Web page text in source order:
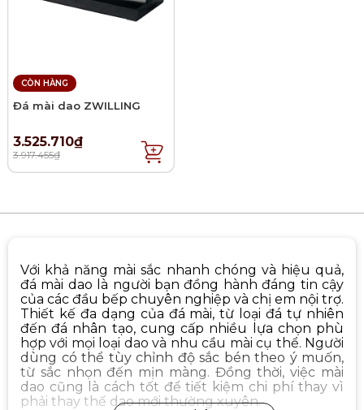
CÒN HÀNG
Đá mài dao ZWILLING
3.525.710₫
3.917.455₫
Với khả năng mài sắc nhanh chóng và hiệu quả,
đá mài dao là người bạn đồng hành đáng tin cậy
của các đầu bếp chuyên nghiệp và chị em nội trợ.
Thiết kế đa dạng của đá mài, từ loại đá tự nhiên
đến đá nhân tạo, cung cấp nhiều lựa chọn phù
hợp với mọi loại dao và nhu cầu mài cụ thể. Người
dùng có thể tùy chỉnh độ sắc bén theo ý muốn,
từ sắc nhọn đến mịn màng. Đồng thời, việc mài
dao cũng là cách tốt để tiết kiệm chi phí thay vì
phải thay thế dao mới thường xuyên.